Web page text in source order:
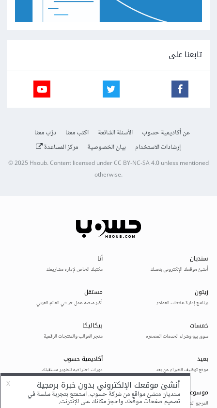
تابعنا على
عن أكاديمية حسوب الأسئلة الشائعة اكتب معنا
درّب معنا
إرشادات الاستخدام
بيان الخصوصية مركز المساعدة
© 2025Hsoub.Content licensed underCC BY-NC-SA 4.0unless mentioned
otherwise.